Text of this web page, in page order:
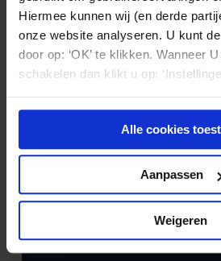
Hiermee kunnen wij (en derde
onze website analyseren. U kunt
door op: ‘OK’ te klikken. Wanneer
schakelen dan klikt u op:
Alle cookies
Aanpassen
Weigeren
27.07.2026
Het e-consult bij de
digitale reactie voldoende?